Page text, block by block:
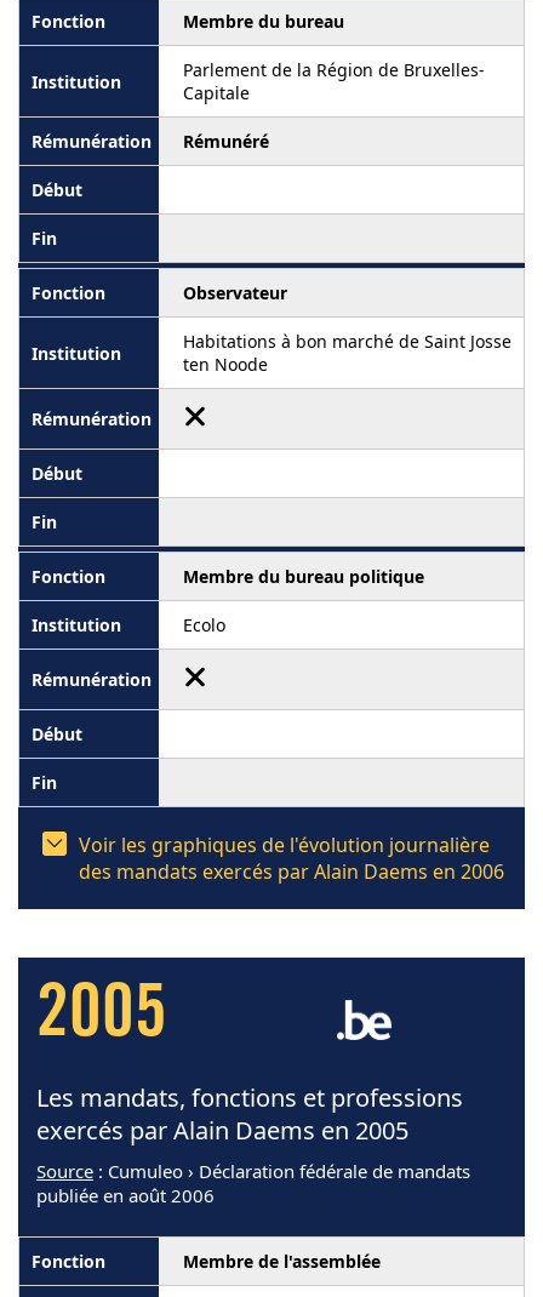
Membre du bureau
Parlement de la Région de Bruxelles-
Capitale
Rémunéré
Observateur
Habitations à bon marché de Saint Josse
ten Noode
Membre du bureau politique
Ecolo
Voir les graphiques de l'évolution journalière
des mandats exercés par Alain Daems en 2006
2005
Les mandats, fonctions et professions
exercés par Alain Daems en 2005
Source : Cumuleo › Déclaration fédérale de mandats
publiée en août 2006
Membre de l'assemblée